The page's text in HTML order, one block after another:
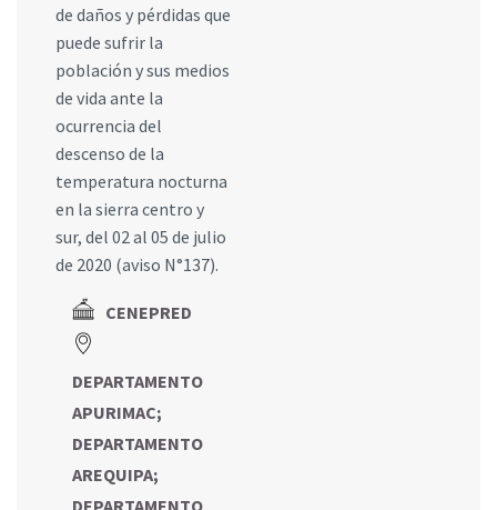
de daños y pérdidas que
puede sufrir la
población y sus medios
de vida ante la
ocurrencia del
descenso de la
temperatura nocturna
en la sierra centro y
sur, del 02 al 05 de julio
de 2020 (aviso N°137).
CENEPRED
DEPARTAMENTO
APURIMAC;
DEPARTAMENTO
AREQUIPA;
DEPARTAMENTO